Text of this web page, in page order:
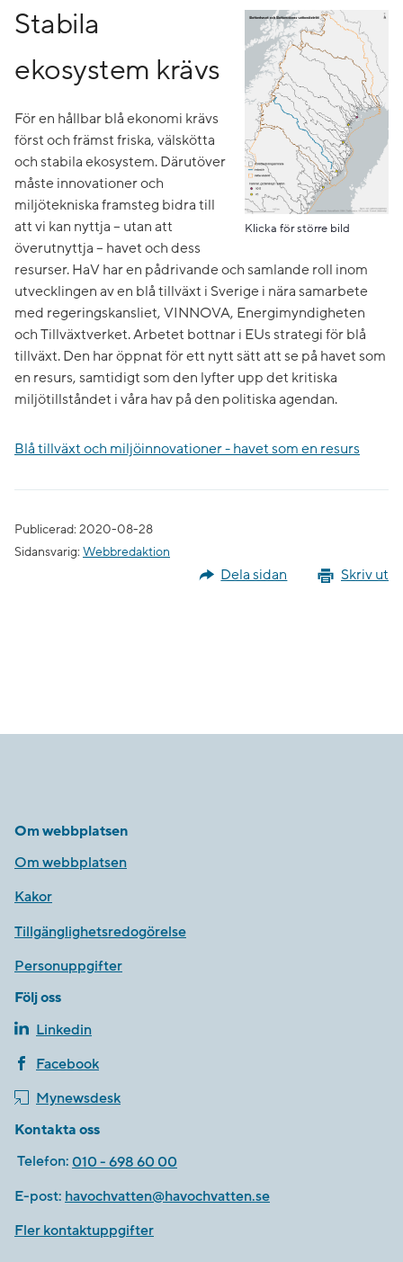
Klicka för större bild
Stabila
ekosystem krävs
För en hållbar blå ekonomi krävs
först och främst friska, välskötta
och stabila ekosystem. Därutöver
måste innovationer och
miljötekniska framsteg bidra till
att vi kan nyttja – utan att
överutnyttja – havet och dess
resurser. HaV har en pådrivande och samlande roll inom
utvecklingen av en blå tillväxt i Sverige i nära samarbete
med regeringskansliet, VINNOVA, Energimyndigheten
och Tillväxtverket. Arbetet bottnar i EUs strategi för blå
tillväxt. Den har öppnat för ett nytt sätt att se på havet som
en resurs, samtidigt som den lyfter upp det kritiska
miljötillståndet i våra hav på den politiska agendan.
Blå tillväxt och miljöinnovationer - havet som en resurs
Publicerad: 2020-08-28
Sidansvarig: Webbredaktion
Skriv ut
Dela sidan
Om webbplatsen
Om webbplatsen
Kakor
Tillgänglighetsredogörelse
Personuppgifter
Följ oss
Linkedin
Facebook
Mynewsdesk
Kontakta oss
Telefon: 010 - 698 60 00
E-post: havochvatten@havochvatten.se
Fler kontaktuppgifter